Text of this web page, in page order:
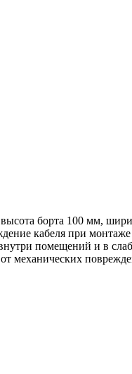
борта 100 мм,
кабеля при
помещений и в
механических